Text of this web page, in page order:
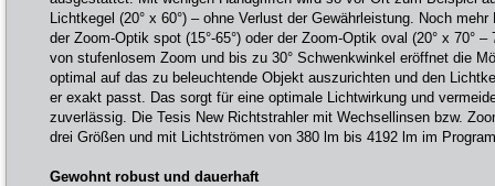
Lichtkegel (20° x 60°) – ohne Verlust der Gewährleistung. Noch
der Zoom-Optik spot (15°-65°) oder der Zoom-Optik oval (20° x 70° –
von stufenlosem Zoom und bis zu 30° Schwenkwinkel eröffnet die
optimal auf das zu beleuchtende Objekt auszurichten und den
er exakt passt. Das sorgt für eine optimale Lichtwirkung und
zuverlässig. Die Tesis New Richtstrahler mit Wechsellinsen bzw.
drei Größen und mit Lichtströmen von 380 lm bis 4192 lm im
Gewohnt robust und dauerhaft